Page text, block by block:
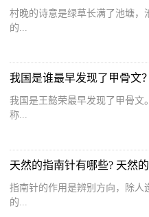
村晚的诗意是绿草长满了池塘，
的...
我国是谁最早发现了甲骨文
我国是王懿荣最早发现了甲骨文
称...
天然的指南针有哪些? 天然
指南针的作用是辨别方向，除人
的...